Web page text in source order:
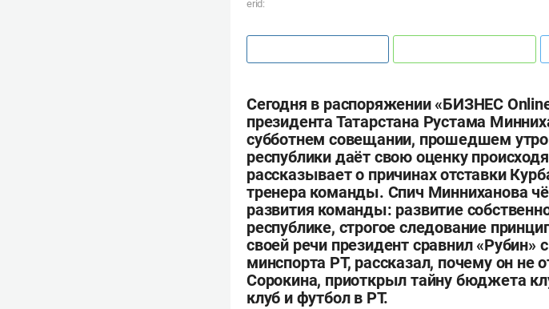
erid:
Сегодня в распоряжении «БИЗНЕС
президента Татарстана Рустама
субботнем совещании, прошедшем
республики даёт свою оценку
рассказывает о причинах отставки
тренера команды. Спич Минниханова
развития команды: развитие
республике, строгое следование
своей речи президент сравнил «Рубин»
минспорта РТ, рассказал, почему он не
Сорокина, приоткрыл тайну бюджета
клуб и футбол в РТ.